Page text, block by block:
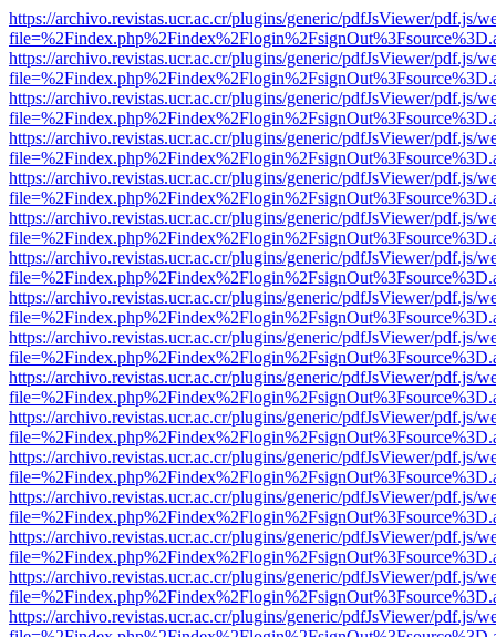
https://archivo.revistas.ucr.ac.cr/plugins/generic/pdfJsViewer/pdf.js/
https://archivo.revistas.ucr.ac.cr/plugins/generic/pdfJsViewer/pdf.js/
https://archivo.revistas.ucr.ac.cr/plugins/generic/pdfJsViewer/pdf.js/
https://archivo.revistas.ucr.ac.cr/plugins/generic/pdfJsViewer/pdf.js/
https://archivo.revistas.ucr.ac.cr/plugins/generic/pdfJsViewer/pdf.js/
https://archivo.revistas.ucr.ac.cr/plugins/generic/pdfJsViewer/pdf.js/
https://archivo.revistas.ucr.ac.cr/plugins/generic/pdfJsViewer/pdf.js/
https://archivo.revistas.ucr.ac.cr/plugins/generic/pdfJsViewer/pdf.js/
https://archivo.revistas.ucr.ac.cr/plugins/generic/pdfJsViewer/pdf.js/
https://archivo.revistas.ucr.ac.cr/plugins/generic/pdfJsViewer/pdf.js/
https://archivo.revistas.ucr.ac.cr/plugins/generic/pdfJsViewer/pdf.js/
https://archivo.revistas.ucr.ac.cr/plugins/generic/pdfJsViewer/pdf.js/
https://archivo.revistas.ucr.ac.cr/plugins/generic/pdfJsViewer/pdf.js/
https://archivo.revistas.ucr.ac.cr/plugins/generic/pdfJsViewer/pdf.js/
https://archivo.revistas.ucr.ac.cr/plugins/generic/pdfJsViewer/pdf.js/
https://archivo.revistas.ucr.ac.cr/plugins/generic/pdfJsViewer/pdf.js/